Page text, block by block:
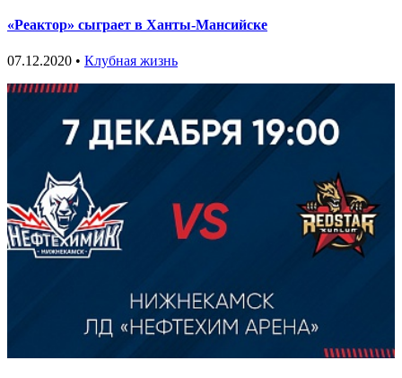
«Реактор» сыграет в Ханты-Мансийске
07.12.2020 • Клубная жизнь